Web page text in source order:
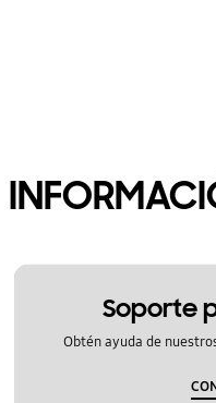
Soporte
Obtén ayuda de